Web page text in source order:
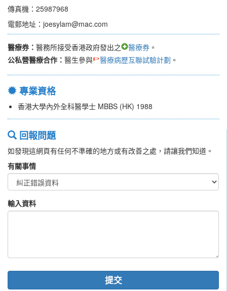
傳真機：25987968
電郵地址：joesylam@mac.com
醫療券： 醫務所接受香港政府發出之 醫療券 。
公私營醫療合作： 醫生參與 醫療病歷互聯試驗計劃 。
專業資格
香港大學內外全科醫學士 MBBS (HK) 1988
回報問題
如發現這網頁有任何不準確的地方或有改善之處，請讓我們知道。
有關事情
輸入資料
提交